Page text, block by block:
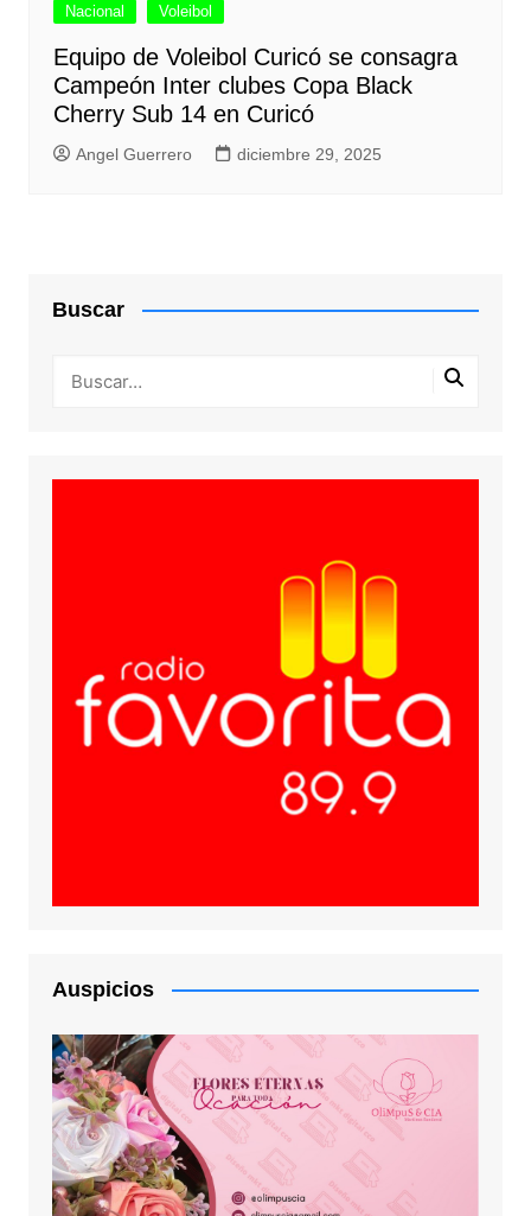
Nacional Voleibol
Equipo de Voleibol Curicó se consagra
Campeón Inter clubes Copa Black
Cherry Sub 14 en Curicó
Angel Guerrero diciembre 29, 2025
Buscar
Auspicios